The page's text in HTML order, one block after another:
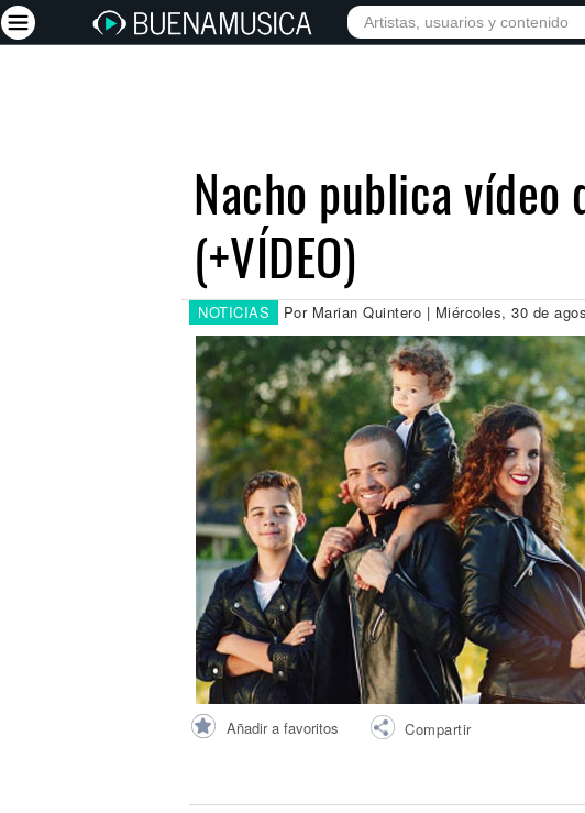
INICIO ARTISTAS RED
Nacho publica
(+VÍDEO)
NOTICIAS Por Marian Quintero | Miércoles, 30 de
Añadir a favoritos Compartir